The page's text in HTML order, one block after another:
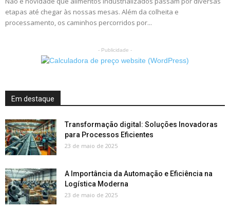
etapas até chegar às nossas mesas. Além da colheita e
processamento, os caminhos percorridos por...
- Publicidade -
Em destaque
Transformação digital: Soluções Inovadoras
para Processos Eficientes
23 de maio de 2025
A Importância da Automação e Eficiência na
Logística Moderna
23 de maio de 2025